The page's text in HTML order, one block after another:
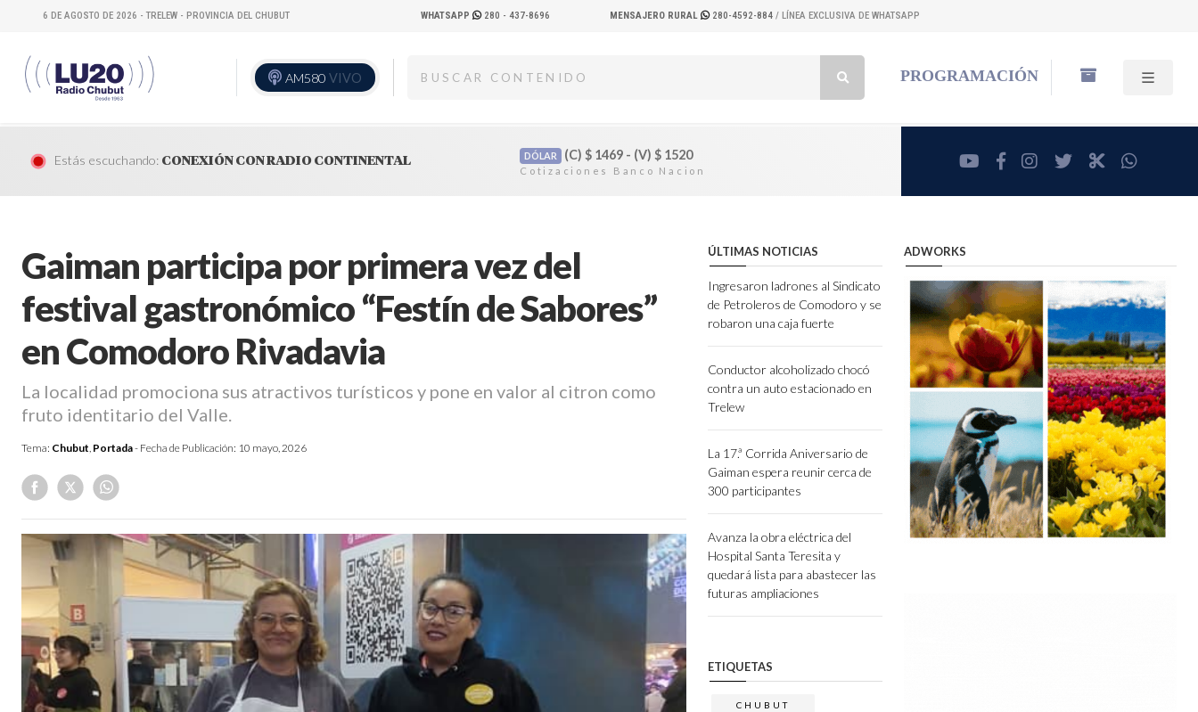
6 DE AGOSTO DE 2026 - TRELEW - PROVINCIA DEL CHUBUT WHATSAPP 280 - 437-8696 MENSAJERO RURAL 280-4592-884 / LÍNEA EXCLUSIVA DE WHATSAPP
AM580 VIVO PROGRAMACIÓN
Estás escuchando: CONEXIÓN CON RADIO CONTINENTAL DÓLAR (C) $1469 - (V) $1520 youtubefacebookinstagram
twitterRadioCut
Gaiman participa por primera vez del
festival gastronómico “Festín de Sabores”
en Comodoro Rivadavia
La localidad promociona sus atractivos turísticos y pone en valor al citron como
fruto identitario del Valle.
Tema: Chubut, Portada- Fecha de Publicación: 10 mayo, 2026
ÚLTIMAS NOTICIAS
Ingresaron ladrones al Sindicato
de Petroleros de Comodoro y se
robaron una caja fuerte
Conductor alcoholizado chocó
contra un auto estacionado en
Trelew
La 17.ª Corrida Aniversario de
Gaiman espera reunir cerca de
300 participantes
Avanza la obra eléctrica del
Hospital Santa Teresita y
quedará lista para abastecer las
futuras ampliaciones
ETIQUETAS
CHUBUT
ADWORKS